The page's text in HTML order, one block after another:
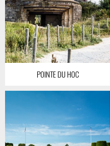
POINTE DU HOC